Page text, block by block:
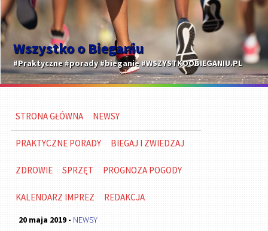
Wszystko o Bieganiu
#Praktyczne #porady #bieganie #WSZYSTKOOBIEGANIU.PL
STRONA GŁÓWNA NEWSY
PRAKTYCZNE PORADY BIEGAJ I ZWIEDZAJ
ZDROWIE SPRZĘT PROGNOZA POGODY
KALENDARZ IMPREZ REDAKCJA
20 maja 2019 - NEWSY